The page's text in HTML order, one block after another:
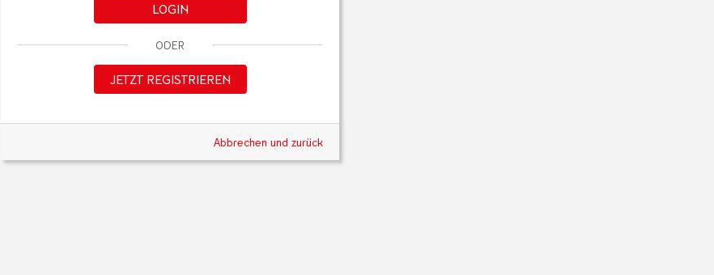
LOGIN
ODER
JETZT REGISTRIEREN
Abbrechen und zurück